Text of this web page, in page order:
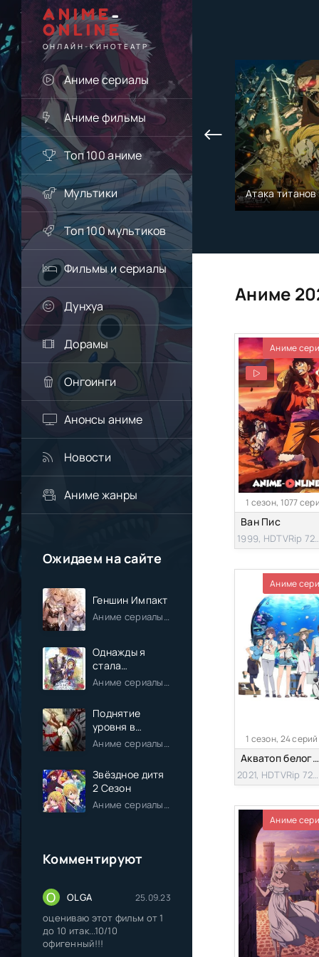
ANIME-
ONLINE
ОНЛАЙН-КИНОТЕАТР
Аниме сериалы
Аниме фильмы
Топ 100 аниме
Мультики
Топ 100 мультиков
Фильмы и сериалы
Дунхуа
Дорамы
Онгоинги
Анонсы аниме
Новости
Аниме жанры
Ожидаем на сайте
Геншин Импакт
Однажды я
стала
принцессой
Аниме сериалы / Комедия / Романтика / Фэнтези / Анонсы
Поднятие
уровня в
одиночку
Аниме сериалы / Экшен / Приключения / Фэнтези / Анонсы
Звёздное дитя
2 Сезон
Аниме сериалы / Драма / Комедия / Романтика / Фантастика / Анонсы
Комментируют
O OLGA 25.09.23
оцениваю этот фильм от 1
до 10 итак...10/10
офигенный!!!
Атака титанов
Аниме
Аниме
1 сезон, 1077
Ван Пис
1999, HDTVRip 720p
Аниме
1 сезон, 24 серий
Акватоп белого песка
2021, HDTVRip 720p
Аниме